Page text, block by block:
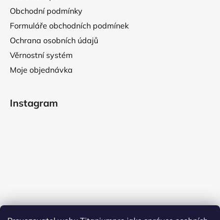
Obchodní podmínky
Formuláře obchodních podmínek
Ochrana osobních údajů
Věrnostní systém
Moje objednávka
Instagram